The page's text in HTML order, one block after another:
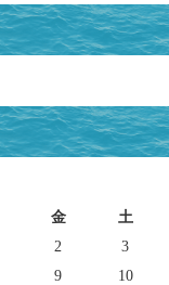
金
土
2
3
9 10